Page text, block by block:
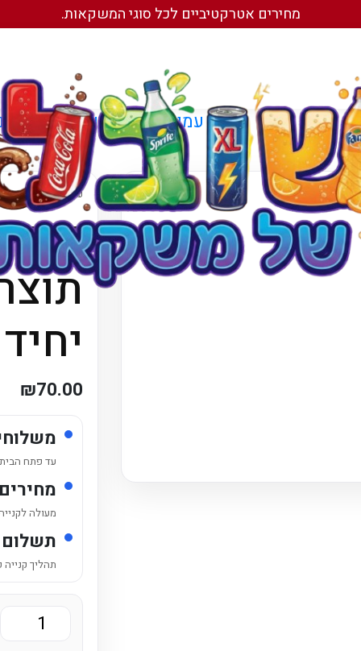
מחירים אטרקטיביים לכל סוגי המשקאות.
עמוד הבית/משקאות
עמוד הבית/
₪70.00
עד פתח
מעולה
תהליך
כמות